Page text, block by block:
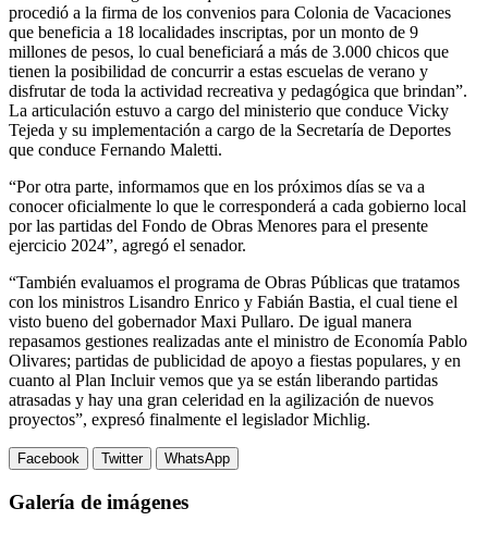
procedió a la firma de los convenios para Colonia de Vacaciones
que beneficia a 18 localidades inscriptas, por un monto de 9
millones de pesos, lo cual beneficiará a más de 3.000 chicos que
tienen la posibilidad de concurrir a estas escuelas de verano y
disfrutar de toda la actividad recreativa y pedagógica que brindan”.
La articulación estuvo a cargo del ministerio que conduce Vicky
Tejeda y su implementación a cargo de la Secretaría de Deportes
que conduce Fernando Maletti.
“Por otra parte, informamos que en los próximos días se va a
conocer oficialmente lo que le corresponderá a cada gobierno local
por las partidas del Fondo de Obras Menores para el presente
ejercicio 2024”, agregó el senador.
“También evaluamos el programa de Obras Públicas que tratamos
con los ministros Lisandro Enrico y Fabián Bastia, el cual tiene el
visto bueno del gobernador Maxi Pullaro. De igual manera
repasamos gestiones realizadas ante el ministro de Economía Pablo
Olivares; partidas de publicidad de apoyo a fiestas populares, y en
cuanto al Plan Incluir vemos que ya se están liberando partidas
atrasadas y hay una gran celeridad en la agilización de nuevos
proyectos”, expresó finalmente el legislador Michlig.
Facebook Twitter WhatsApp
Galería de imágenes